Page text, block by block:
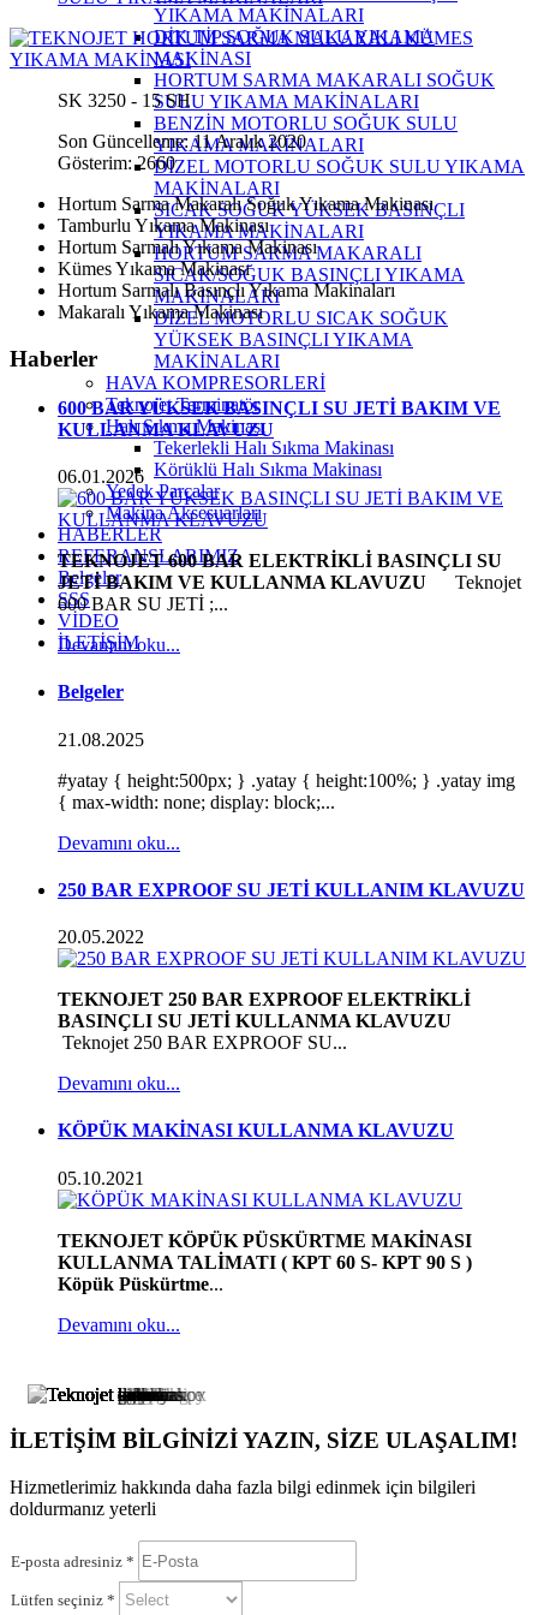
YIKAMA MAKİNALARI
DİK TİP SOĞUK SULU YIKAMA
MAKİNASI
HORTUM SARMA MAKARALI SOĞUK
SULU YIKAMA MAKİNALARI
BENZİN MOTORLU SOĞUK SULU
YIKAMA MAKİNALARI
DİZEL MOTORLU SOĞUK SULU YIKAMA
MAKİNALARI
SICAK SOĞUK YÜKSEK BASINÇLI
YIKAMA MAKİNALARI
HORTUM SARMA MAKARALI
SICAK/SOĞUK BASINÇLI YIKAMA
MAKİNALARI
DİZEL MOTORLU SICAK SOĞUK
YÜKSEK BASINÇLI YIKAMA
MAKİNALARI
HAVA KOMPRESORLERİ
Teknojet Terminatör
Halı Sıkma Makinası
Tekerlekli Halı Sıkma Makinası
Körüklü Halı Sıkma Makinası
Yedek Parçalar
Makina Aksesuarları
HABERLER
REFERANSLARIMIZ
Belgeler
SSS
VİDEO
İLETİŞİM
SK 3250 - 15 SH
Son Güncelleme: 11 Aralık 2020
Gösterim: 2660
Hortum Sarma Makaralı Soğuk Yıkama Makinası
Tamburlu Yıkama Makinası
Hortum Sarmalı Yıkama Makinası
Kümes Yıkama Makinası
Hortum Sarmalı Basınçlı Yıkama Makinaları
Makaralı Yıkama Makinası
Haberler
600 BAR YÜKSEK BASINÇLI SU JETİ BAKIM VE
KULLANMA KLAVUZU
06.01.2026
TEKNOJET 600 BAR ELEKTRİKLİ BASINÇLI SU
JETİ BAKIM VE KULLANMA KLAVUZU
Teknojet
600 BAR SU JETİ ;...
Devamını oku...
Belgeler
21.08.2025
#yatay { height:500px; } .yatay { height:100%; } .yatay img
{ max-width: none; display: block;...
Devamını oku...
250 BAR EXPROOF SU JETİ KULLANIM KLAVUZU
20.05.2022
TEKNOJET 250 BAR EXPROOF ELEKTRİKLİ
BASINÇLI SU JETİ KULLANMA KLAVUZU
Teknojet 250 BAR EXPROOF SU...
Devamını oku...
KÖPÜK MAKİNASI KULLANMA KLAVUZU
05.10.2021
TEKNOJET KÖPÜK PÜSKÜRTME MAKİNASI
KULLANMA TALİMATI ( KPT 60 S- KPT 90 S )
Köpük Püskürtme...
Devamını oku...
İLETİŞİM BİLGİNİZİ YAZIN, SİZE ULAŞALIM!
Hizmetlerimiz hakkında daha fazla bilgi edinmek için bilgileri
doldurmanız yeterli
E-posta adresiniz *
Lütfen seçiniz *